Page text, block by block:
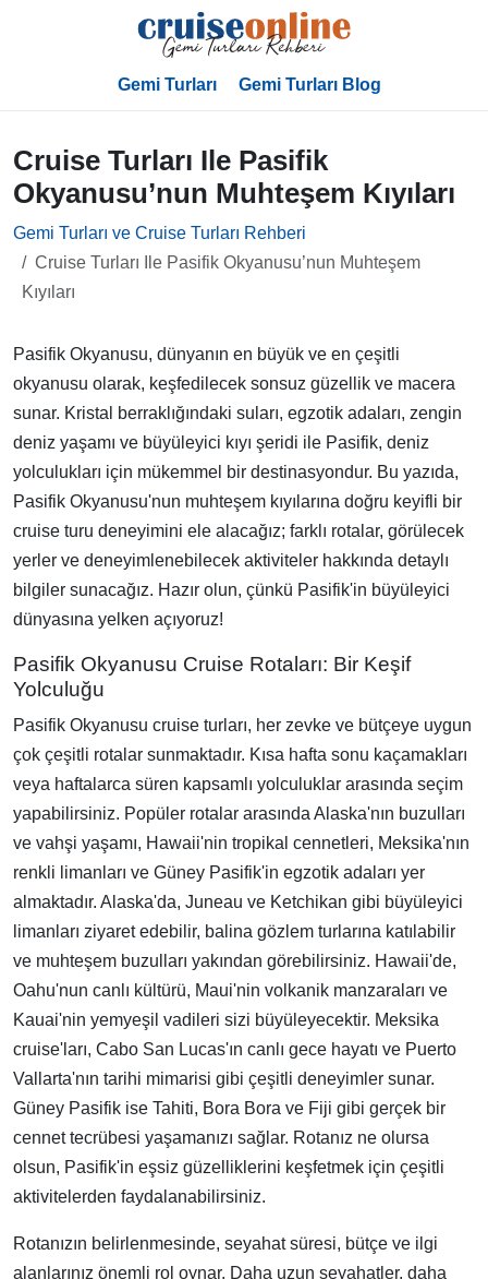
Gemi Turları Gemi Turları Blog
Cruise Turları Ile Pasifik
Okyanusu’nun Muhteşem Kıyıları
Gemi Turları ve Cruise Turları Rehberi
Cruise Turları Ile Pasifik Okyanusu’nun Muhteşem
Kıyıları
Pasifik Okyanusu, dünyanın en büyük ve en çeşitli
okyanusu olarak, keşfedilecek sonsuz güzellik ve macera
sunar. Kristal berraklığındaki suları, egzotik adaları, zengin
deniz yaşamı ve büyüleyici kıyı şeridi ile Pasifik, deniz
yolculukları için mükemmel bir destinasyondur. Bu yazıda,
Pasifik Okyanusu'nun muhteşem kıyılarına doğru keyifli bir
cruise turu deneyimini ele alacağız; farklı rotalar, görülecek
yerler ve deneyimlenebilecek aktiviteler hakkında detaylı
bilgiler sunacağız. Hazır olun, çünkü Pasifik'in büyüleyici
dünyasına yelken açıyoruz!
Pasifik Okyanusu Cruise Rotaları: Bir Keşif
Yolculuğu
Pasifik Okyanusu cruise turları, her zevke ve bütçeye uygun
çok çeşitli rotalar sunmaktadır. Kısa hafta sonu kaçamakları
veya haftalarca süren kapsamlı yolculuklar arasında seçim
yapabilirsiniz. Popüler rotalar arasında Alaska'nın buzulları
ve vahşi yaşamı, Hawaii'nin tropikal cennetleri, Meksika'nın
renkli limanları ve Güney Pasifik'in egzotik adaları yer
almaktadır. Alaska'da, Juneau ve Ketchikan gibi büyüleyici
limanları ziyaret edebilir, balina gözlem turlarına katılabilir
ve muhteşem buzulları yakından görebilirsiniz. Hawaii'de,
Oahu'nun canlı kültürü, Maui'nin volkanik manzaraları ve
Kauai'nin yemyeşil vadileri sizi büyüleyecektir. Meksika
cruise'ları, Cabo San Lucas'ın canlı gece hayatı ve Puerto
Vallarta'nın tarihi mimarisi gibi çeşitli deneyimler sunar.
Güney Pasifik ise Tahiti, Bora Bora ve Fiji gibi gerçek bir
cennet tecrübesi yaşamanızı sağlar. Rotanız ne olursa
olsun, Pasifik'in eşsiz güzelliklerini keşfetmek için çeşitli
aktivitelerden faydalanabilirsiniz.
Rotanızın belirlenmesinde, seyahat süresi, bütçe ve ilgi
alanlarınız önemli rol oynar. Daha uzun seyahatler, daha